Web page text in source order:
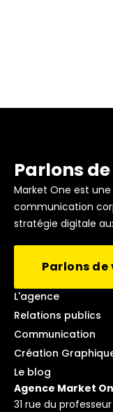
Parlons
Market One est
communication
stratégie digitale
Parlons
L'agence
Relations publics
Communication
Création
Le blog
Agence Market
31 rue du